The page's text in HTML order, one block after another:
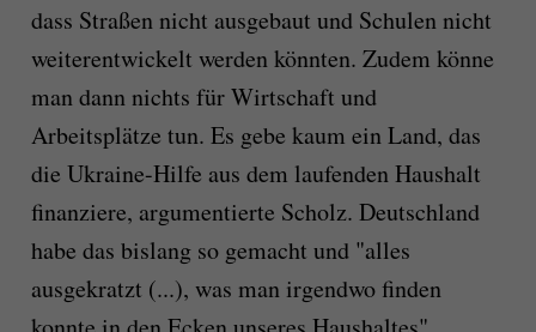
dass Straßen nicht ausgebaut und Schulen nicht
weiterentwickelt werden könnten. Zudem könne
man dann nichts für Wirtschaft und
Arbeitsplätze tun. Es gebe kaum ein Land, das
die Ukraine-Hilfe aus dem laufenden Haushalt
finanziere, argumentierte Scholz. Deutschland
habe das bislang so gemacht und "alles
ausgekratzt (...), was man irgendwo finden